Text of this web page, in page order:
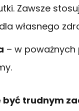
Zawsze
własnego
– w
być trudnym